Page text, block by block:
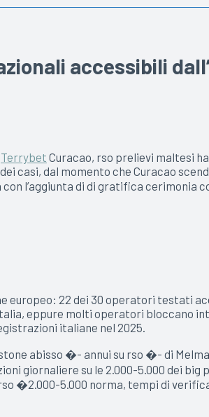
accessibili
Terrybet Curacao, rso prelievi maltesi
casi, dal momento che Curacao
l’aggiunta di di gratifica cerimonia
europeo: 22 dei 30 operatori testati
eppure molti operatori bloccano
italiane nel 2025.
abisso �- annui su rso �- di
giornaliere su le 2.000-5.000 dei
�2.000-5.000 norma, tempi di